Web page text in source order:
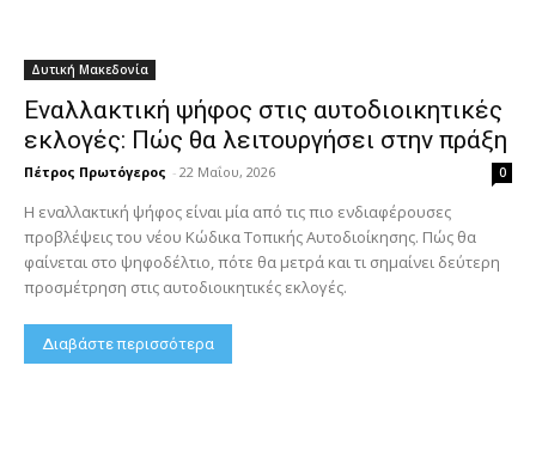
Δυτική Μακεδονία
Εναλλακτική ψήφος στις αυτοδιοικητικές
εκλογές: Πώς θα λειτουργήσει στην πράξη
Πέτρος Πρωτόγερος - 22 Μαΐου, 2026 0
Η εναλλακτική ψήφος είναι μία από τις πιο ενδιαφέρουσες
προβλέψεις του νέου Κώδικα Τοπικής Αυτοδιοίκησης. Πώς θα
φαίνεται στο ψηφοδέλτιο, πότε θα μετρά και τι σημαίνει δεύτερη
προσμέτρηση στις αυτοδιοικητικές εκλογές.
Διαβάστε περισσότερα